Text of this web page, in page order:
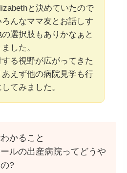
と決めていたので
んなママ友とお話しす
の選択肢もありかなぁと
した。
る視野が広がってきた
えず他の病院見学も行
てみました。
かること
ールの出産病院ってどうや
?